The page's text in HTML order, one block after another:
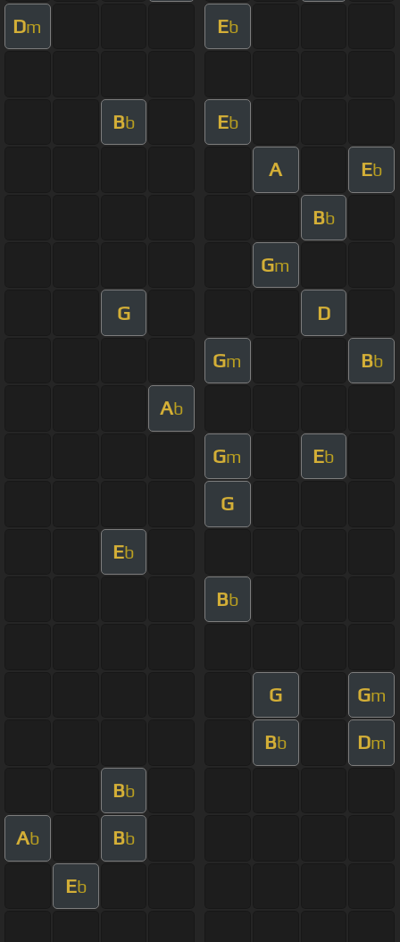
Dm Eb
Bb Eb
A Eb
Bb
Gm
G D
Gm Bb
Ab
Gm Eb
G
Eb
Bb
G Gm
Bb Dm
Bb
Ab Bb
Eb